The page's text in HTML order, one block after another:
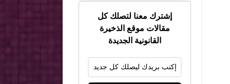
إشترك معنا لتصلك كل
مقالات موقع الذخيرة
القانونية الجديدة